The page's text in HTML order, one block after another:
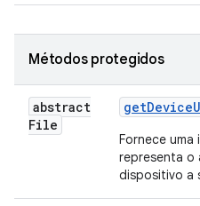
Métodos protegidos
abstract
File
getDevice
Fornece uma
representa o
dispositivo a